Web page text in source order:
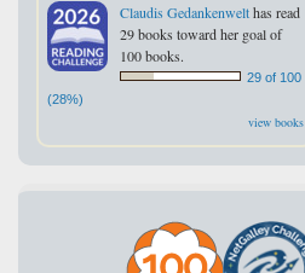
Claudis Gedankenwelthas read
29 books toward her goal of
100 books.
29 of 100
(28%)
view books